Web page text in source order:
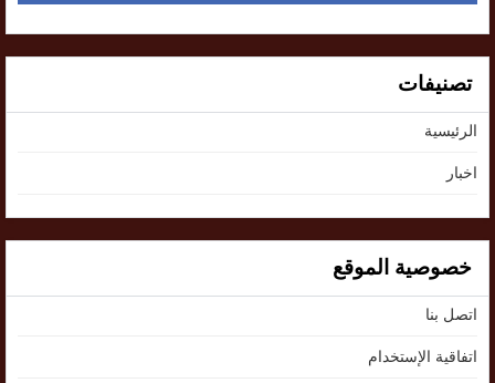
تصنيفات
الرئيسية
اخبار
خصوصية الموقع
اتصل بنا
اتفاقية الإستخدام